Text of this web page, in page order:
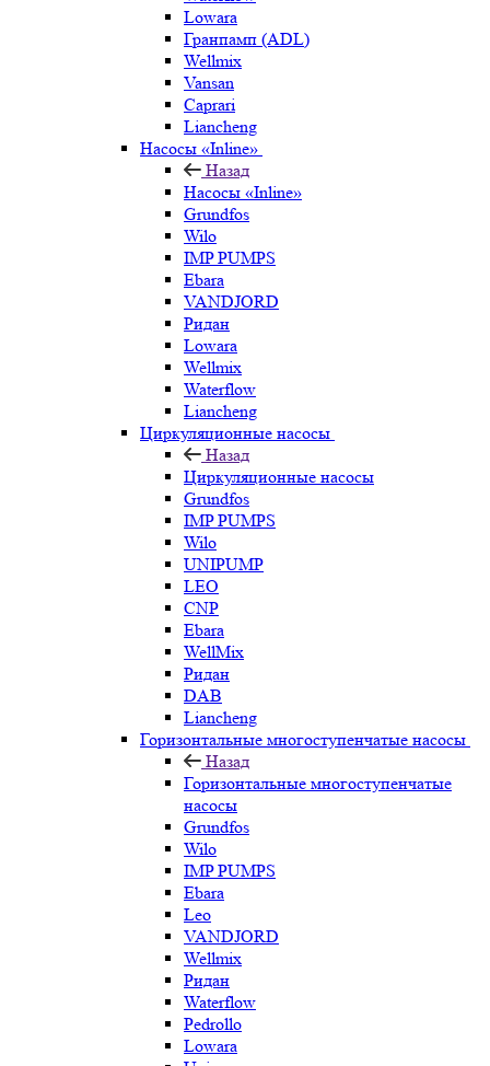
Lowara
Гранпамп (ADL)
Wellmix
Vansan
Caprari
Liancheng
Насосы «Inline»
Назад
Насосы «Inline»
Grundfos
Wilo
IMP PUMPS
Ebara
VANDJORD
Ридан
Lowara
Wellmix
Waterflow
Liancheng
Циркуляционные насосы
Назад
Циркуляционные насосы
Grundfos
IMP PUMPS
Wilo
UNIPUMP
LEO
CNP
Ebara
WellMix
Ридан
DAB
Liancheng
Горизонтальные многоступенчатые насосы
Назад
Горизонтальные многоступенчатые
насосы
Grundfos
Wilo
IMP PUMPS
Ebara
Leo
VANDJORD
Wellmix
Ридан
Waterflow
Pedrollo
Lowara